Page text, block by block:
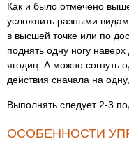
Как и было отмечено
усложнить разными
в высшей точке или по
поднять одну ногу
ягодиц. А можно согнуть
действия сначала на
Выполнять следует 2-3
ОСОБЕННОСТИ